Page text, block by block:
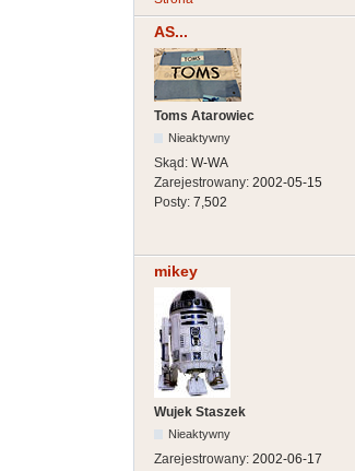
AS...
Toms Atarowiec
Nieaktywny
Skąd: W-WA
Zarejestrowany: 2002-05-15
Posty: 7,502
mikey
Wujek Staszek
Nieaktywny
Zarejestrowany: 2002-06-17